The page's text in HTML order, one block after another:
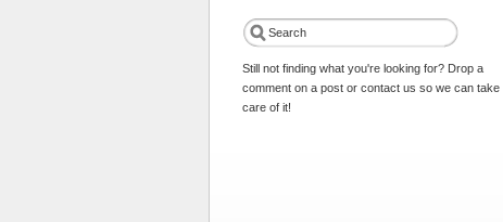
Still not finding what you're looking for? Drop a
comment on a post or contact us so we can take
care of it!